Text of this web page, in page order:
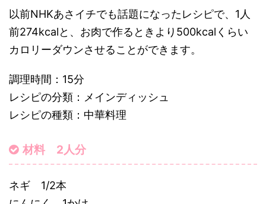
以前NHKあさイチでも話題になったレシピで、1人
前274kcalと、お肉で作るときより500kcalくらい
カロリーダウンさせることができます。
調理時間：15分
レシピの分類：メインディッシュ
レシピの種類：中華料理
材料 2人分
ネギ 1/2本